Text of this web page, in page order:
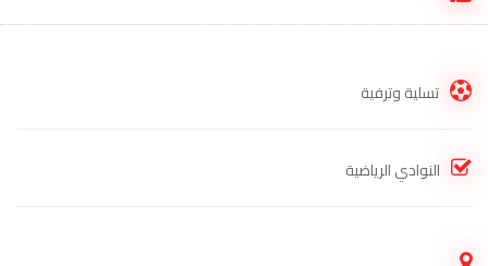
تسلية وترفية
النوادي الرياضية